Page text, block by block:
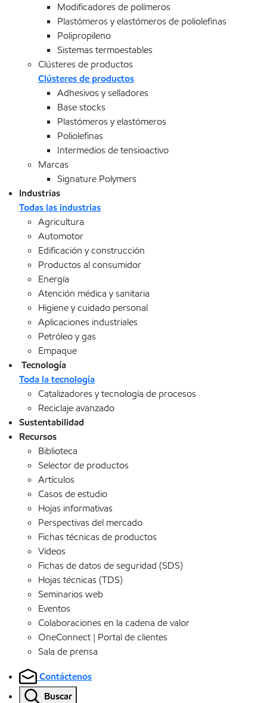
Modificadores de polímeros
Plastómeros y elastómeros de poliolefinas
Polipropileno
Sistemas termoestables
Clústeres de productos
Clústeres de productos
Adhesivos y selladores
Base stocks
Plastómeros y elastómeros
Poliolefinas
Intermedios de tensioactivo
Marcas
Signature Polymers
Industrias
Todas las industrias
Agricultura
Automotor
Edificación y construcción
Productos al consumidor
Energía
Atención médica y sanitaria
Higiene y cuidado personal
Aplicaciones industriales
Petróleo y gas
Empaque
Tecnología
Toda la tecnología
Catalizadores y tecnología de procesos
Reciclaje avanzado
Sustentabilidad
Recursos
Biblioteca
Selector de productos
Artículos
Casos de estudio
Hojas informativas
Perspectivas del mercado
Fichas técnicas de productos
Videos
Fichas de datos de seguridad (SDS)
Hojas técnicas (TDS)
Seminarios web
Eventos
Colaboraciones en la cadena de valor
OneConnect | Portal de clientes
Sala de prensa
Contáctenos
Buscar